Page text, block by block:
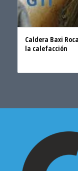
Caldera Baxi
la calefacción